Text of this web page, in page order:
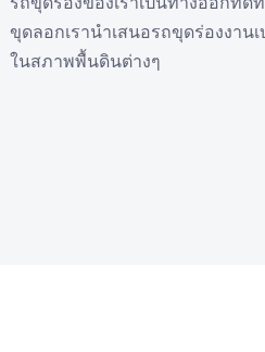
ขุดลอกเรานำเสนอรถขุดร่องงาน
ในสภาพพื้นดินต่างๆ